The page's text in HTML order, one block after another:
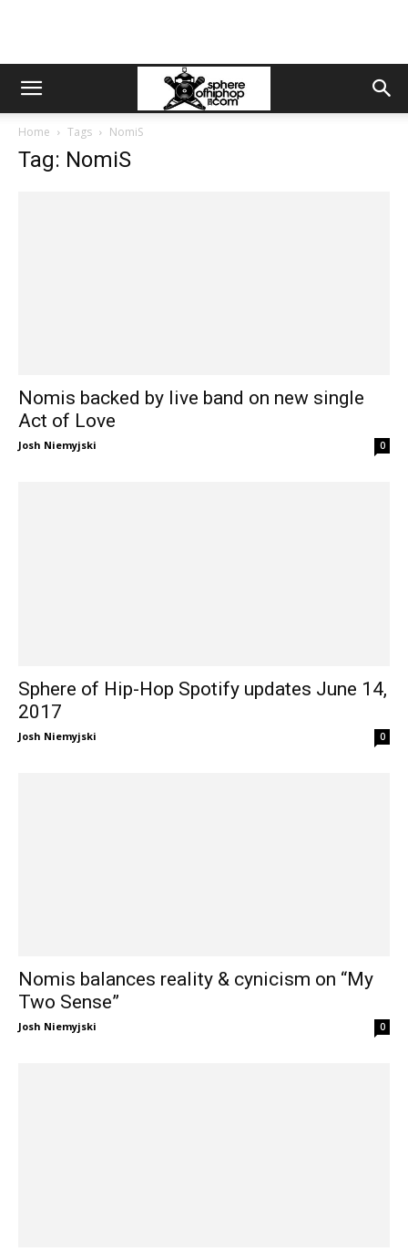
Home Tags NomiS
Tag: NomiS
Nomis backed by live band on new single
Act of Love
Josh Niemyjski 0
Sphere of Hip-Hop Spotify updates June 14,
2017
Josh Niemyjski 0
Nomis balances reality & cynicism on “My
Two Sense”
Josh Niemyjski 0